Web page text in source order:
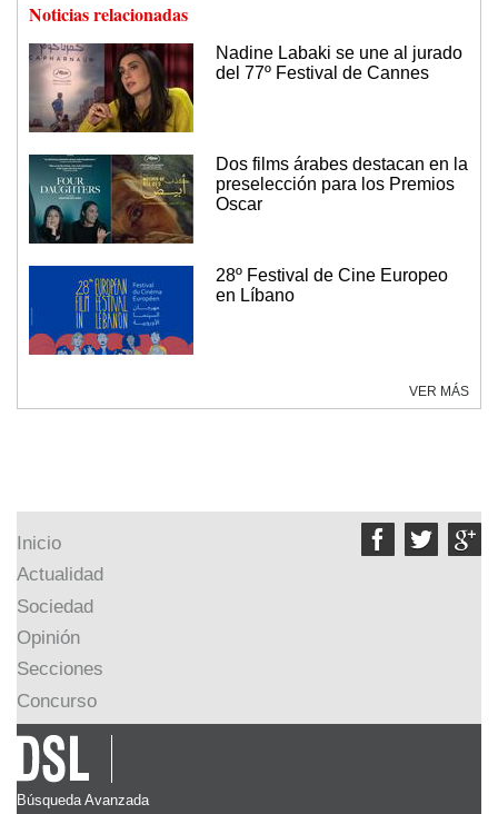
Noticias relacionadas
Nadine Labaki se une al jurado
del 77º Festival de Cannes
Dos films árabes destacan en la
preselección para los Premios
Oscar
28º Festival de Cine Europeo
en Líbano
VER MÁS
  
Inicio
Actualidad
Sociedad
Opinión
Secciones
Concurso
Búsqueda Avanzada